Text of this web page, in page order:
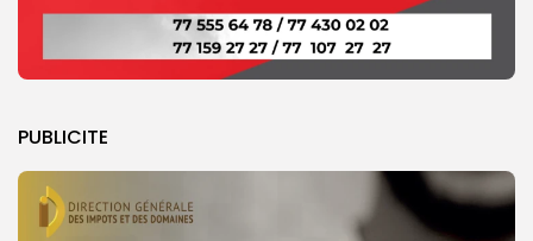
PUBLICITE